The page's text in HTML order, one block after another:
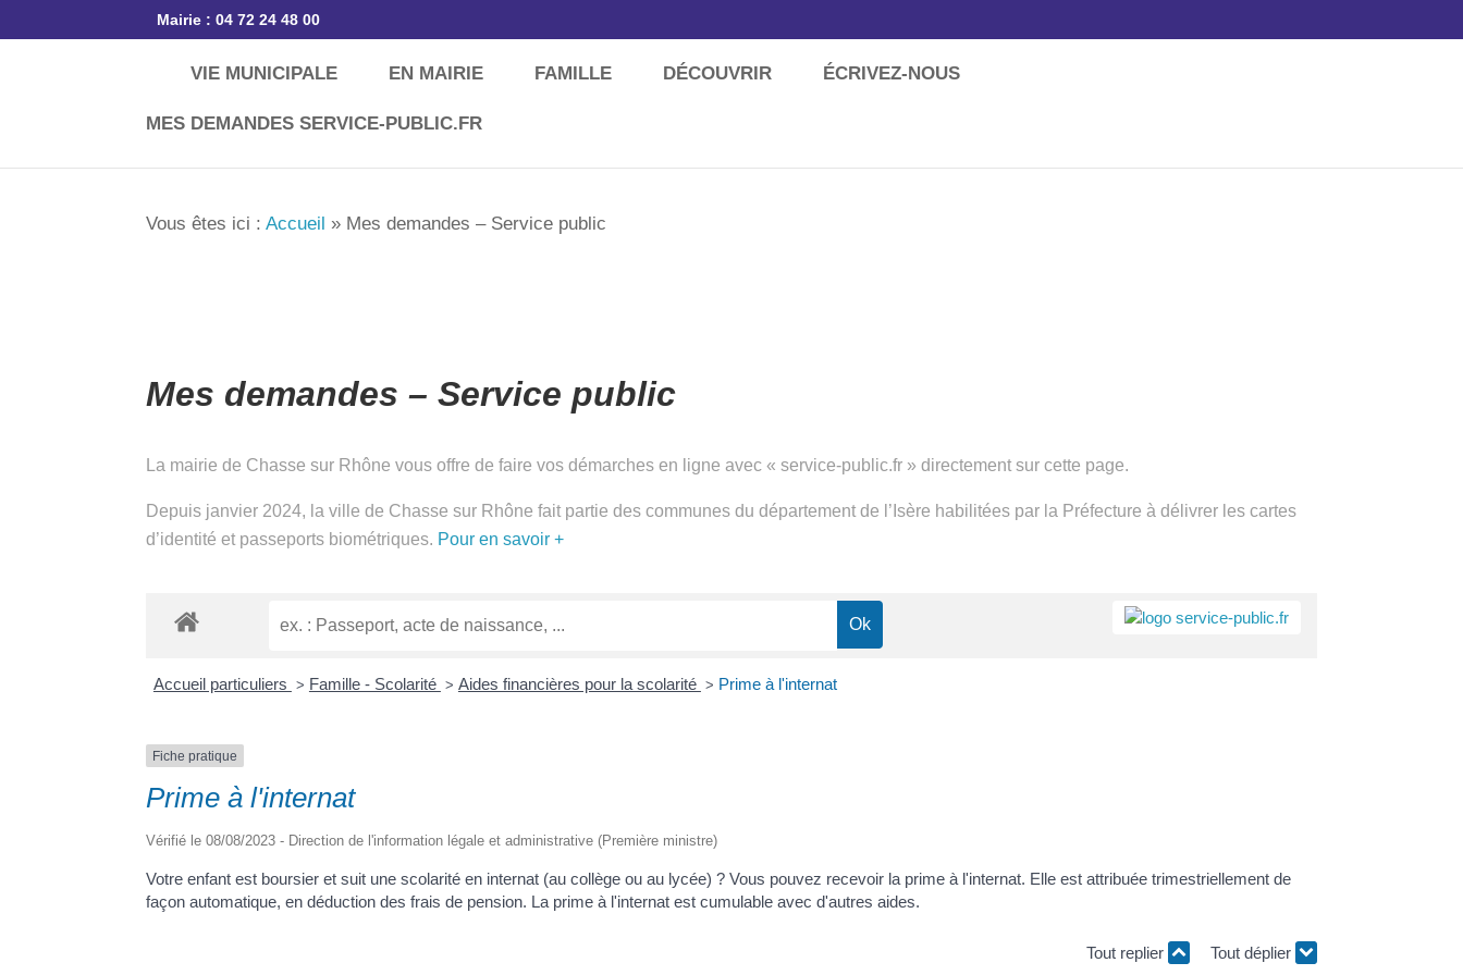
Mairie : 04 72 24 48 00
VIE MUNICIPALE EN MAIRIE FAMILLE DÉCOUVRIR ÉCRIVEZ-NOUS
Vous êtes ici : Accueil » Mes demandes – Service public
Mes demandes – Service public
La mairie de Chasse sur Rhône vous offre de faire vos démarches en ligne avec « service-public.fr » directement sur cette page.
Depuis janvier 2024, la ville de Chasse sur Rhône fait partie des communes du département de l’Isère habilitées par la Préfecture à délivrer les cartes
d’identité et passeports biométriques.Pour en savoir +
Accueil particuliers > Famille - Scolarité > Aides financières pour la scolarité> Prime à l'internat
Fiche pratique
Prime à l'internat
Vérifié le 08/08/2023 - Direction de l'information légale et administrative (Première ministre)
Votre enfant est boursier et suit une scolarité en internat (au collège ou au lycée) ? Vous pouvez recevoir la prime à l'internat. Elle est attribuée trimestriellement de
façon automatique, en déduction des frais de pension. La prime à l'internat est cumulable avec d'autres aides.
Tout replier Tout déplier